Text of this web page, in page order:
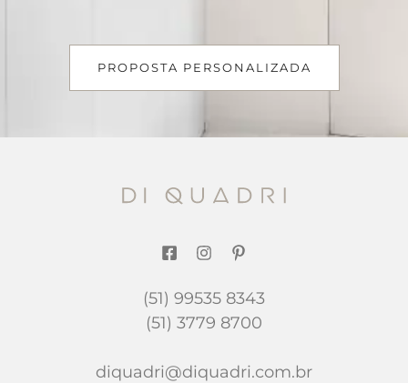
PROPOSTA PERSONALIZADA
(51) 99535 8343
(51) 3779 8700
diquadri@diquadri.com.br